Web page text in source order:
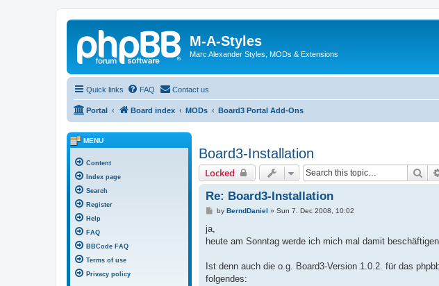
M-A-Styles
Marc Alexander Styles, MODs & Extensions
Quick links FAQ Contact us
Portal Board index MODs Board3 Portal Add-Ons
Board3-Installation
Locked
Re: Board3-Installation
P
t
by BerndDaniel » Sun 7. Dec 2008, 10:02
ja,
heute am Sonntag werde ich mich mal damit beschäftigen.
Ist denn auch die o.g. Board3-Version 1.0.2. für das
folgendes:
MENU
Content
Index page
Search
Register
Help
FAQ
BBCode FAQ
Terms of use
Privacy policy